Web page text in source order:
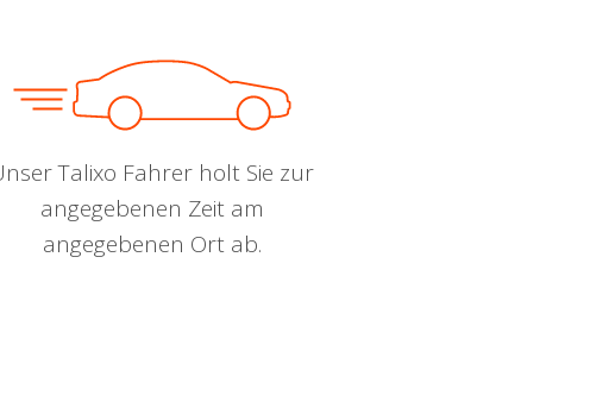
Talixo Fahrer holt Sie zur
angegebenen Zeit am
angegebenen Ort ab.